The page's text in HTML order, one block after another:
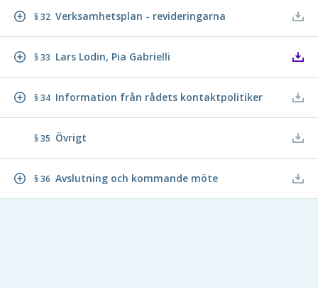
§ 32 Verksamhetsplan - revideringarna
§ 33 Lars Lodin, Pia Gabrielli
§ 34 Information från rådets kontaktpolitiker
§ 35 Övrigt
§ 36 Avslutning och kommande möte